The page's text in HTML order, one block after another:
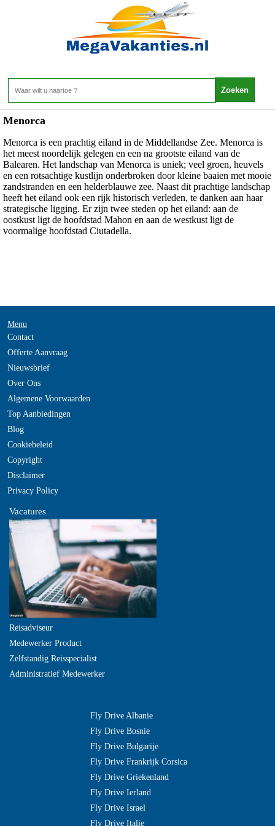
Home>
Menorca
Menorca is een prachtig eiland in de Middellandse Zee. Menorca is
het meest noordelijk gelegen en een na grootste eiland van de
Balearen. Het landschap van Menorca is uniek; veel groen, heuvels
en een rotsachtige kustlijn onderbroken door kleine baaien met mooie
zandstranden en een helderblauwe zee. Naast dit prachtige landschap
heeft het eiland ook een rijk historisch verleden, te danken aan haar
strategische ligging. Er zijn twee steden op het eiland: aan de
oostkust ligt de hoofdstad Mahon en aan de westkust ligt de
voormalige hoofdstad Ciutadella.
Menu
Contact
Offerte Aanvraag
Nieuwsbrief
Over Ons
Algemene Voorwaarden
Top Aanbiedingen
Blog
Cookiebeleid
Copyright
Disclaimer
Privacy Policy
Vacatures
Reisadviseur
Medewerker Product
Zelfstandig Reisspecialist
Administratief Medewerker
Fly Drive Albanie
Fly Drive Bosnie
Fly Drive Bulgarije
Fly Drive Frankrijk Corsica
Fly Drive Griekenland
Fly Drive Ierland
Fly Drive Israel
Fly Drive Italie